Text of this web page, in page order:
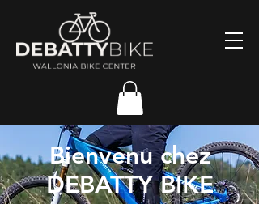
Bienvenu chez
DEBATTY BIKE